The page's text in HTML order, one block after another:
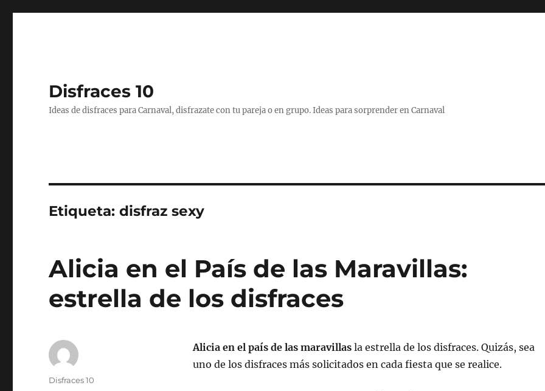
Disfraces 10
Ideas de disfraces para Carnaval, disfrazate con tu pareja o en grupo. Ideas para sorprender en Carnaval
Etiqueta:disfraz sexy
Alicia en el País de las Maravillas:
estrella de los disfraces
Alicia en el país de las maravillasla estrella de los disfraces. Quizás, sea
uno de los disfraces más solicitados en cada fiesta que se realice.
Autor
Disfraces 10